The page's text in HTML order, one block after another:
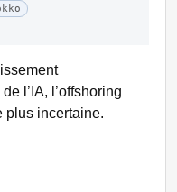
l’IA, l’offshoring
plus incertaine.